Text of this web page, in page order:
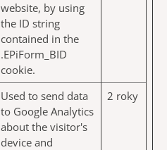
website, by using
the ID string
contained in the
.EPiForm_BID
cookie.
Used to send data
to Google Analytics
about the visitor's
device and
2 roky